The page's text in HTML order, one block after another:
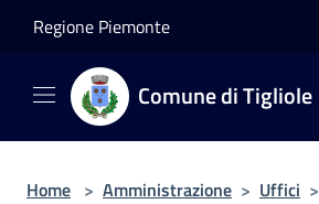
Regione Piemonte
Comune di Tigliole
Home > Amministrazione > Uffici >